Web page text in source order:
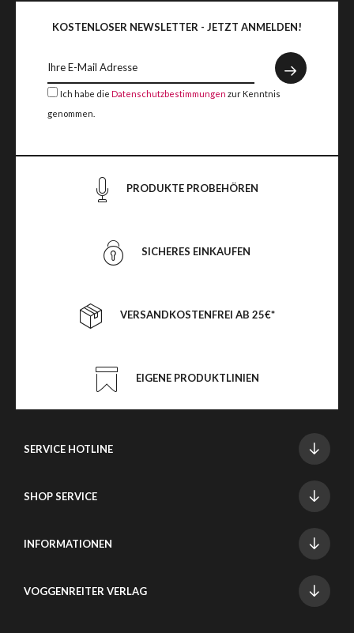
KOSTENLOSER NEWSLETTER - JETZT ANMELDEN!
Ich habe die Datenschutzbestimmungen zur Kenntnis
genommen.
PRODUKTE PROBEHÖREN
SICHERES EINKAUFEN
VERSANDKOSTENFREI AB 25€*
EIGENE PRODUKTLINIEN
SERVICE HOTLINE
SHOP SERVICE
INFORMATIONEN
VOGGENREITER VERLAG